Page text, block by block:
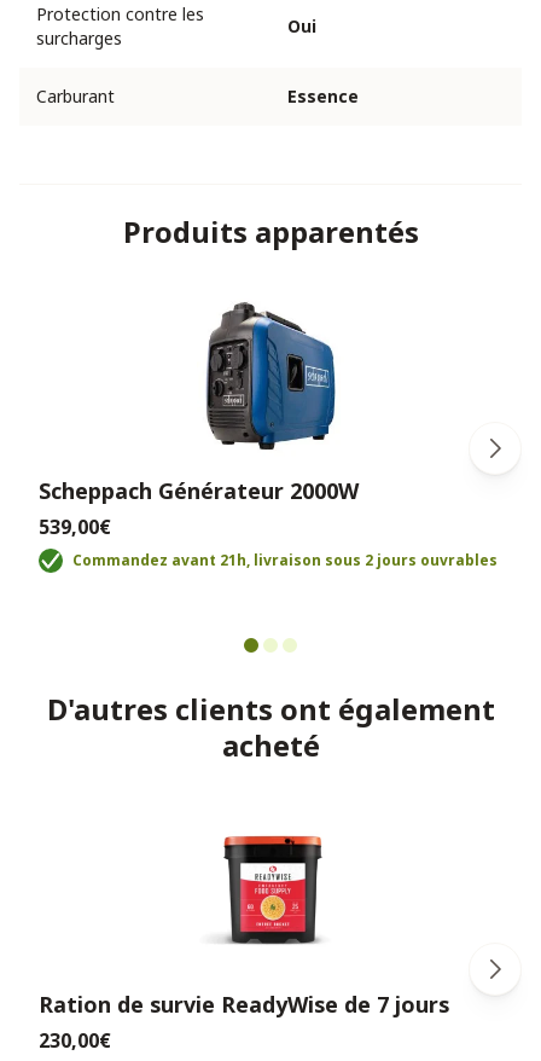
Protection contre les
surcharges
Oui
Carburant Essence
Produits apparentés
Scheppach Générateur 2000W
539,00€
Commandez avant 21h, livraison sous 2 jours ouvrables
D'autres clients ont également
acheté
Ration de survie ReadyWise de 7 jours
230,00€